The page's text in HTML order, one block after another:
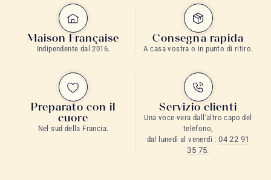
Maison Française
Indipendente dal 2016.
Consegna rapida
A casa vostra o in punto di ritiro.
Preparato con il
cuore
Nel sud della Francia.
Servizio clienti
Una voce vera dall'altro capo del
telefono,
dal lunedì al venerdì :04 22 91
35 75.